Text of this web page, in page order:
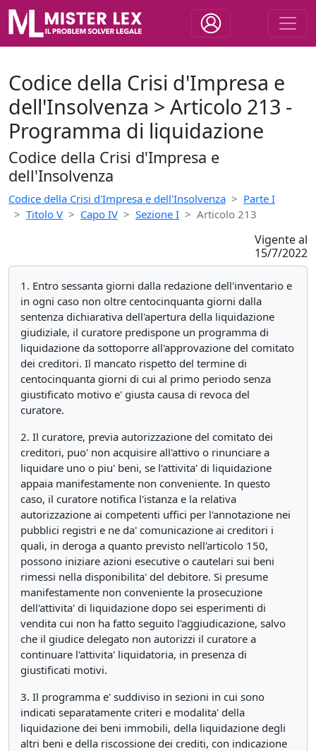
Codice della Crisi d'Impresa e
dell'Insolvenza > Articolo 213 -
Programma di liquidazione
Codice della Crisi d'Impresa e
dell'Insolvenza
Codice della Crisi d'Impresa e dell'Insolvenza
Parte I
Titolo V
Capo IV Sezione I Articolo 213
Vigente al
15/7/2022
1. Entro sessanta giorni dalla redazione dell'inventario e
in ogni caso non oltre centocinquanta giorni dalla
sentenza dichiarativa dell'apertura della liquidazione
giudiziale, il curatore predispone un programma di
liquidazione da sottoporre all'approvazione del comitato
dei creditori. Il mancato rispetto del termine di
centocinquanta giorni di cui al primo periodo senza
giustificato motivo e' giusta causa di revoca del
curatore.
2. Il curatore, previa autorizzazione del comitato dei
creditori, puo' non acquisire all'attivo o rinunciare a
liquidare uno o piu' beni, se l'attivita' di liquidazione
appaia manifestamente non conveniente. In questo
caso, il curatore notifica l'istanza e la relativa
autorizzazione ai competenti uffici per l'annotazione nei
pubblici registri e ne da' comunicazione ai creditori i
quali, in deroga a quanto previsto nell'articolo 150,
possono iniziare azioni esecutive o cautelari sui beni
rimessi nella disponibilita' del debitore. Si presume
manifestamente non conveniente la prosecuzione
dell'attivita' di liquidazione dopo sei esperimenti di
vendita cui non ha fatto seguito l'aggiudicazione, salvo
che il giudice delegato non autorizzi il curatore a
continuare l'attivita' liquidatoria, in presenza di
giustificati motivi.
3. Il programma e' suddiviso in sezioni in cui sono
indicati separatamente criteri e modalita' della
liquidazione dei beni immobili, della liquidazione degli
altri beni e della riscossione dei crediti, con indicazione